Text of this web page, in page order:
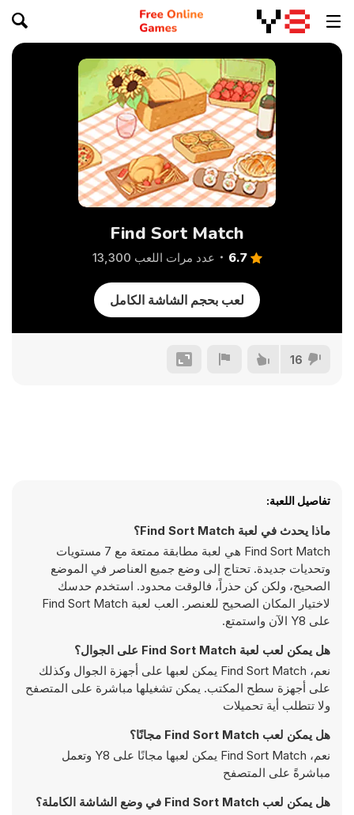
Find Sort Match
6.7 عدد مرات اللعب 13,300
لعب بحجم الشاشة الكامل
16
تفاصيل اللعبة:
ماذا يحدث في لعبة Find Sort Match؟
Find Sort Match هي لعبة مطابقة ممتعة مع 7 مستويات
وتحديات جديدة. تحتاج إلى وضع جميع العناصر في الموضع
الصحيح، ولكن كن حذراً، فالوقت محدود. استخدم حدسك
لاختيار المكان الصحيح للعنصر. العب لعبة Find Sort Match
على Y8 الآن واستمتع.
هل يمكن لعب لعبة Find Sort Match على الجوال؟
نعم، Find Sort Match يمكن لعبها على أجهزة الجوال وكذلك
على أجهزة سطح المكتب. يمكن تشغيلها مباشرة على المتصفح
ولا تتطلب أية تحميلات
هل يمكن لعب Find Sort Match مجانًا؟
نعم، Find Sort Match يمكن لعبها مجانًا على Y8 وتعمل
مباشرةً على المتصفح
هل يمكن لعب Find Sort Match في وضع الشاشة الكاملة؟